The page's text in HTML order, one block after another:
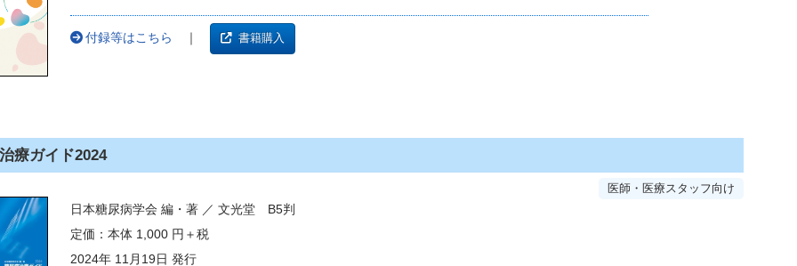
付録等はこちら ｜ 書籍購入
療ガイド2024
医師・医療スタッフ向け
日本糖尿病学会 編・著 ／ 文光堂 B5判
定価：本体 1,000 円＋税
2024年 11月19日 発行